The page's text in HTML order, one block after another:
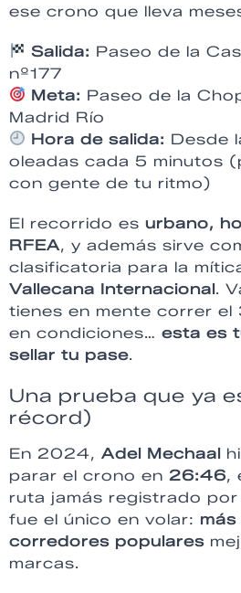
ese crono que lleva
Salida: Paseo de la
nº177
Meta: Paseo de la
Madrid Río
Hora de salida: Desde
oleadas cada 5 minutos
con gente de tu ritmo)
El recorrido es urbano,
RFEA, y además sirve
clasificatoria para la
Vallecana Internacional.
tienes en mente correr el
en condiciones… esta es
sellar tu pase.
Una prueba que ya
récord)
En 2024, Adel Mechaal
parar el crono en 26:46,
ruta jamás registrado por
fue el único en volar:
corredores populares
marcas.